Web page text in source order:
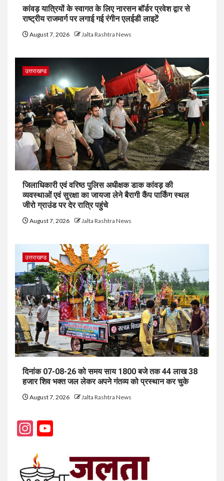
कांवड़ यात्रियों के स्वागत के लिए नारसन बॉर्डर प्रवेश द्वार से
राष्ट्रीय राजमार्ग पर लगाई गई रंगीन एलईडी लाइटें
August 7, 2026 Jalta Rashtra News
उत्तराखण्ड
जिलाधिकारी एवं वरिष्ठ पुलिस अधीक्षक डाक कांवड़ की
व्यवस्थाओं एवं सुरक्षा का जायजा लेने बैरागी कैंप पार्किंग स्थल
जीरो ग्राउंड पर देर रात्रि पहुंचे
August 7, 2026 Jalta Rashtra News
उत्तराखण्ड
दिनांक 07-08-26 को समय साय 1800 बजे तक 44 लाख 38
हजार शिव भक्त जल लेकर अपने गंतव्य को प्रस्थान कर चुके
August 7, 2026 Jalta Rashtra News
Instagram